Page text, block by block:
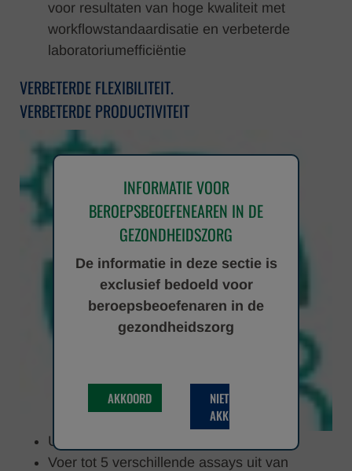
INFORMATIE VOOR
BEROEPSBEOEFENEAREN IN DE
GEZONDHEIDSZORG
De informatie in deze sectie is
exclusief bedoeld voor
beroepsbeoefenaren in de
gezondheidszorg
AKKOORD
NIET
AKKOORD
voor resultaten van hoge kwaliteit met
workflowstandaardisatie en verbeterde
laboratoriumefficiëntie
VERBETERDE FLEXIBILITEIT.
VERBETERDE PRODUCTIVITEIT
Universele monsterverwerking
Voer tot 5 verschillende assays uit van